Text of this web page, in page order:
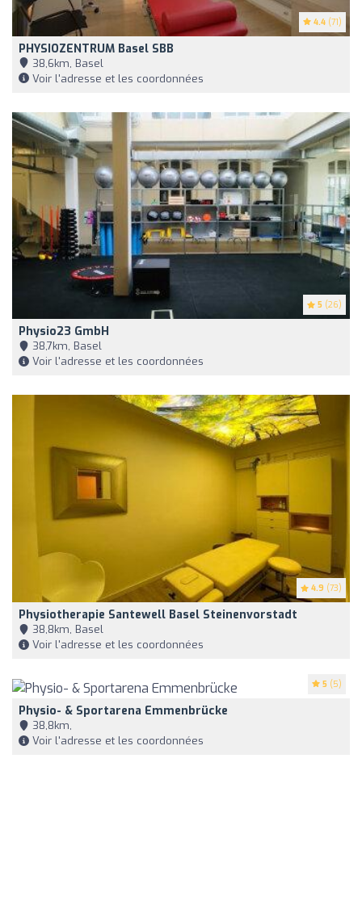
4.4 (71)
PHYSIOZENTRUM Basel SBB
38,6km, Basel
Voir l'adresse et les coordonnées
5 (26)
Physio23 GmbH
38,7km, Basel
Voir l'adresse et les coordonnées
4.9 (73)
Physiotherapie Santewell Basel Steinenvorstadt
38,8km, Basel
Voir l'adresse et les coordonnées
5 (5)
Physio- & Sportarena Emmenbrücke
38,8km,
Voir l'adresse et les coordonnées